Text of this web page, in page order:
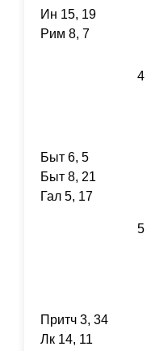
Ин 15, 19
Рим 8, 7
4
Быт 6, 5
Быт 8, 21
Гал 5, 17
5
Притч 3, 34
Лк 14, 11